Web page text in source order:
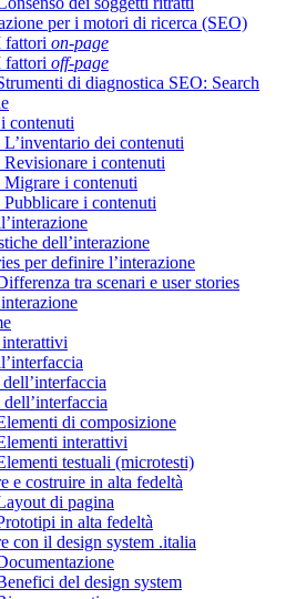
per i motori di ricerca (SEO)
fattori on-page
fattori off-page
di diagnostica SEO: Search
contenuti
dei contenuti
Revisionare i contenuti
Migrare i contenuti
Pubblicare i contenuti
dell’interazione
per definire l’interazione
tra scenari e user stories
di composizione
interattivi
testuali (microtesti)
e costruire in alta fedeltà
di pagina
in alta fedeltà
con il design system .italia
del design system